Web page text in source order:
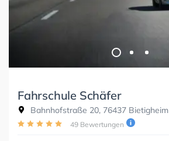
Fahrschule Schäfer
Bahnhofstraße 20, 76437 Bietigheim
49 Bewertungen